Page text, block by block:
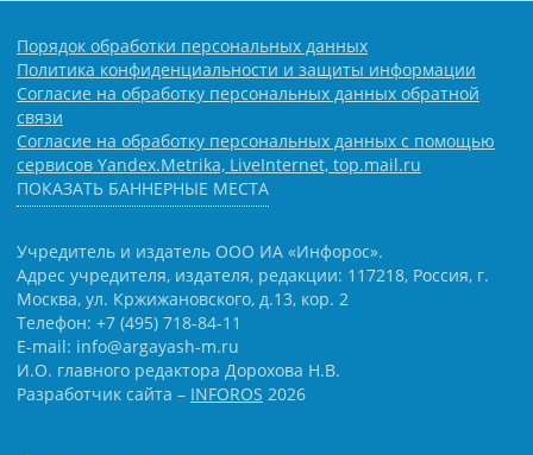
Порядок обработки персональных данных
Политика конфиденциальности и защиты информации
Согласие на обработку персональных данных обратной
связи
Согласие на обработку персональных данных с помощью
сервисов Yandex.Metrika, LiveInternet, top.mail.ru
ПОКАЗАТЬ БАННЕРНЫЕ МЕСТА
Учредитель и издатель ООО ИА «Инфорос».
Адрес учредителя, издателя, редакции: 117218, Россия, г.
Москва, ул. Кржижановского, д.13, кор. 2
Телефон: +7 (495) 718-84-11
E-mail: info@argayash-m.ru
И.О. главного редактора Дорохова Н.В.
Разработчик сайта – INFOROS 2026